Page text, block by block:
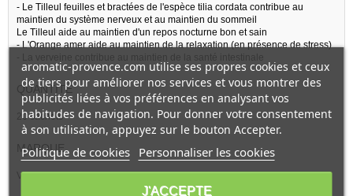
- Le Tilleul feuilles et bractées de l'espèce tilia cordata contribue au
maintien du système nerveux et au maintien du sommeil
Le Tilleul aide au maintien d'un repos nocturne bon et sain
- L'Orange amer aide au maintien de la relaxation (en présence de stress)
- La verveine contribue au maintien de la santé intestinale
QUANTITÉ
20 sachets
MARQUE
Voir tous les produits de la marque :Romon Nature
aromatic-provence.com utilise ses propres cookies et ceux
de tiers pour améliorer nos services et vous montrer des
publicités liées à vos préférences en analysant vos
habitudes de navigation. Pour donner votre consentement
à son utilisation, appuyez sur le bouton Accepter.
Politique de cookies Personnaliser les cookies
J'ACCEPTE